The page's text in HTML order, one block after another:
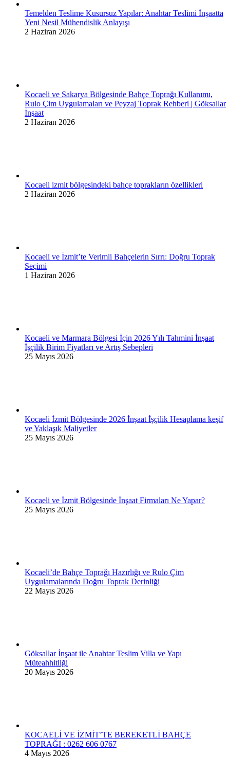
Temelden Teslime Kusursuz Yapılar: Anahtar Teslimi İnşaatta
Yeni Nesil Mühendislik Anlayışı
2 Haziran 2026
Kocaeli ve Sakarya Bölgesinde Bahçe Toprağı Kullanımı,
Rulo Çim Uygulamaları ve Peyzaj Toprak Rehberi | Göksallar
İnşaat
2 Haziran 2026
Kocaeli izmit bölgesindeki bahçe toprakların özellikleri
2 Haziran 2026
Kocaeli ve İzmit’te Verimli Bahçelerin Sırrı: Doğru Toprak
Seçimi
1 Haziran 2026
Kocaeli ve Marmara Bölgesi İçin 2026 Yılı Tahmini İnşaat
İşçilik Birim Fiyatları ve Artış Sebepleri
25 Mayıs 2026
Kocaeli İzmit Bölgesinde 2026 İnşaat İşçilik Hesaplama keşif
ve Yaklaşık Maliyetler
25 Mayıs 2026
Kocaeli ve İzmit Bölgesinde İnşaat Firmaları Ne Yapar?
25 Mayıs 2026
Kocaeli’de Bahçe Toprağı Hazırlığı ve Rulo Çim
Uygulamalarında Doğru Toprak Derinliği
22 Mayıs 2026
Göksallar İnşaat ile Anahtar Teslim Villa ve Yapı
Müteahhitliği
20 Mayıs 2026
KOCAELİ VE İZMİT’TE BEREKETLİ BAHÇE
TOPRAĞI : 0262 606 0767
4 Mayıs 2026